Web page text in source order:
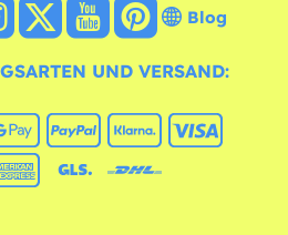
Blog
UND VERSAND: